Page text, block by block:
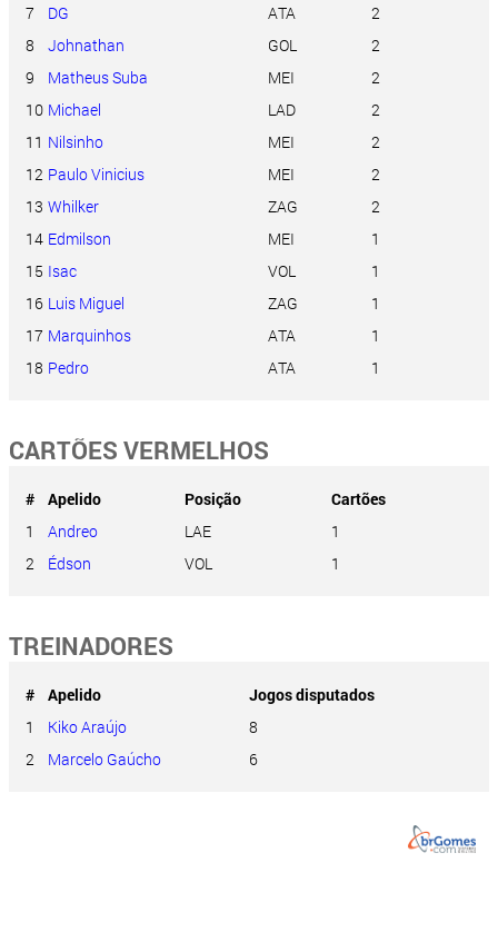
7
DG ATA
2
8
Johnathan GOL
2
9
Matheus Suba MEI
2
10 Michael LAD
2
11 Nilsinho MEI
2
12 Paulo Vinicius MEI
2
13 Whilker ZAG
2
14 Edmilson MEI
1
15 Isac VOL
1
16 Luis Miguel ZAG
1
17 Marquinhos ATA
1
18 Pedro ATA 1
CARTÕES VERMELHOS
# Apelido Posição
Cartões
1
Andreo LAE
1
2
Édson VOL 1
TREINADORES
# Apelido
Jogos disputados
1
Kiko Araújo
8
2
Marcelo Gaúcho 6